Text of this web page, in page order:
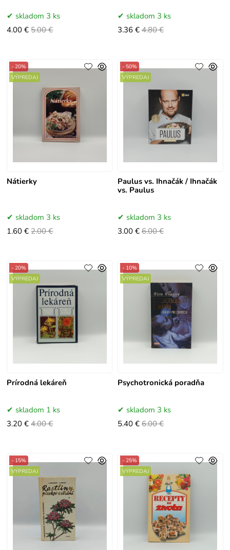
skladom 3 ks
4.00 € 5.00 €
skladom 3 ks
3.36 € 4.80 €
Nátierky
- 20%
VÝPREDAJ
skladom 3 ks
1.60 € 2.00 €
Paulus vs. Ihnačák / Ihnačák
vs. Paulus
- 50%
VÝPREDAJ
skladom 3 ks
3.00 € 6.00 €
Prírodná lekáreň
- 20%
VÝPREDAJ
skladom 1 ks
3.20 € 4.00 €
Psychotronická poradňa
- 10%
VÝPREDAJ
skladom 3 ks
5.40 € 6.00 €
- 15%
VÝPREDAJ
- 25%
VÝPREDAJ